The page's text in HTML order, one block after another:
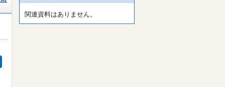
関連資料はありません。